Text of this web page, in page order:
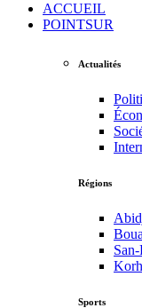
ACCUEIL
POINTSUR
Actualités
Régions
Sports